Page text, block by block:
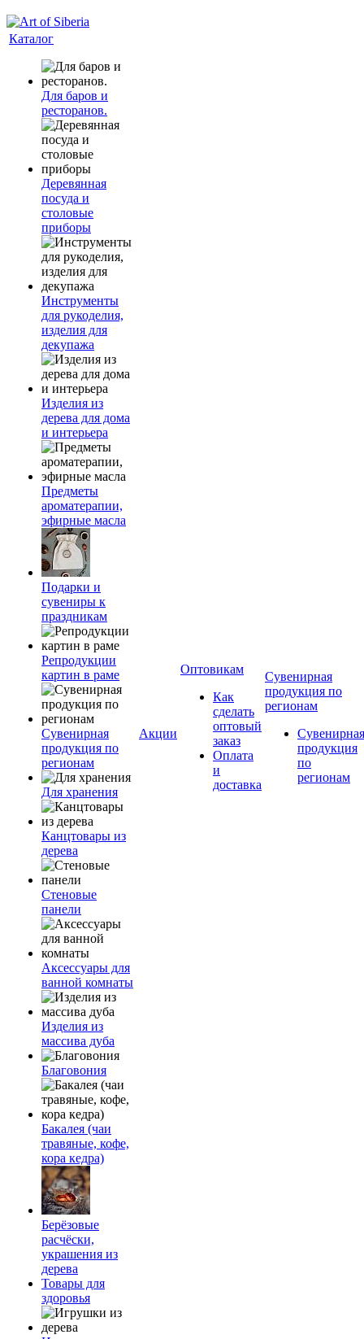
Каталог
Для баров и
ресторанов.
Деревянная
посуда и
столовые
приборы
Инструменты
для рукоделия,
изделия для
декупажа
Изделия из
дерева для дома
и интерьера
Предметы
ароматерапии,
эфирные масла
Подарки и
сувениры к
праздникам
Репродукции
картин в раме
Сувенирная
продукция по
регионам
Для хранения
Канцтовары из
дерева
Стеновые
панели
Аксессуары для
ванной комнаты
Изделия из
массива дуба
Благовония
Бакалея (чаи
травяные, кофе,
кора кедра)
Берёзовые
расчёски,
украшения из
дерева
Товары для
здоровья
Акции
Оптовикам
Как
сделать
оптовый
заказ
Оплата
и
доставка
Сувенирная
продукция по
регионам
Сувенирная
продукция
по
регионам